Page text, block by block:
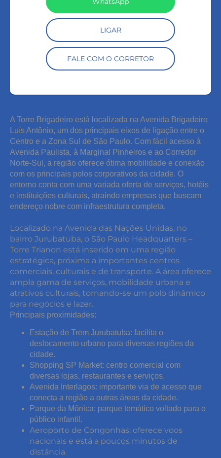
LIGAR
FALE COM O CORRETOR
A Torre Brigadeiro está localizada na Avenida Brigadeiro
Luís Antônio, um dos principais eixos de ligação entre o
Centro e a Zona Sul de São Paulo. Com fácil acesso à
Avenida Paulista, à Marginal Pinheiros e ao Corredor
Norte-Sul, a região oferece ótima mobilidade e conexão
com os principais polos corporativos da cidade. O
entorno conta com uma variada oferta de serviços, hotéis
e instituições culturais, atraindo empresas que buscam
endereço nobre com infraestrutura completa.
Localizado na Avenida das Nações Unidas, no
bairro Jurubatuba, o São Paulo Headquarters –
Torre Trianon está inserido em uma região
estratégica, próxima a importantes centros
comerciais, culturais e de transporte. A área oferece
ampla gama de serviços, mobilidade urbana e
atrativos culturais, tornando-se um polo dinâmico
para negócios e lazer.​
Principais proximidades:
Estação de Trem Jurubatuba: facilita o
deslocamento urbano para diversas regiões da
cidade.
Shopping SP Market: centro comercial com
diversas lojas, restaurantes e serviços.
Avenida Interlagos: importante via de acesso que
conecta a região a outras áreas da cidade.
Parque da Mônica: parque temático voltado para o
público infantil.
Aeroporto de Congonhas: oferece voos
nacionais e está a poucos minutos de
distância.​